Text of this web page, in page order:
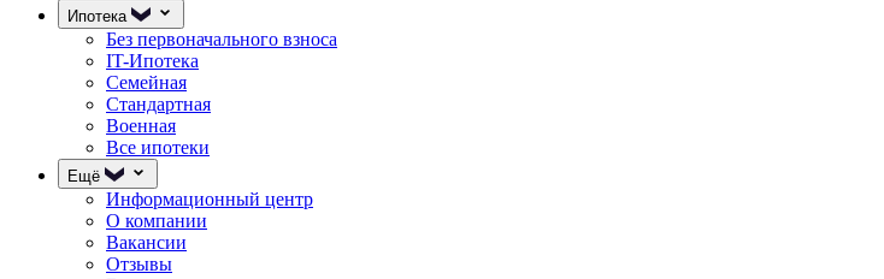
Ипотека
Без первоначального взноса
IT-Ипотека
Семейная
Стандартная
Военная
Все ипотеки
Ещё
Информационный центр
О компании
Вакансии
Отзывы